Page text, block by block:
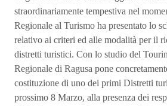
straordinariamente tempestiva nel
Regionale al Turismo ha presentato lo
relativo ai criteri ed alle modalità per il
distretti turistici. Con lo studio del
Regionale di Ragusa pone
costituzione di uno dei primi Distretti
prossimo 8 Marzo, alla presenza dei